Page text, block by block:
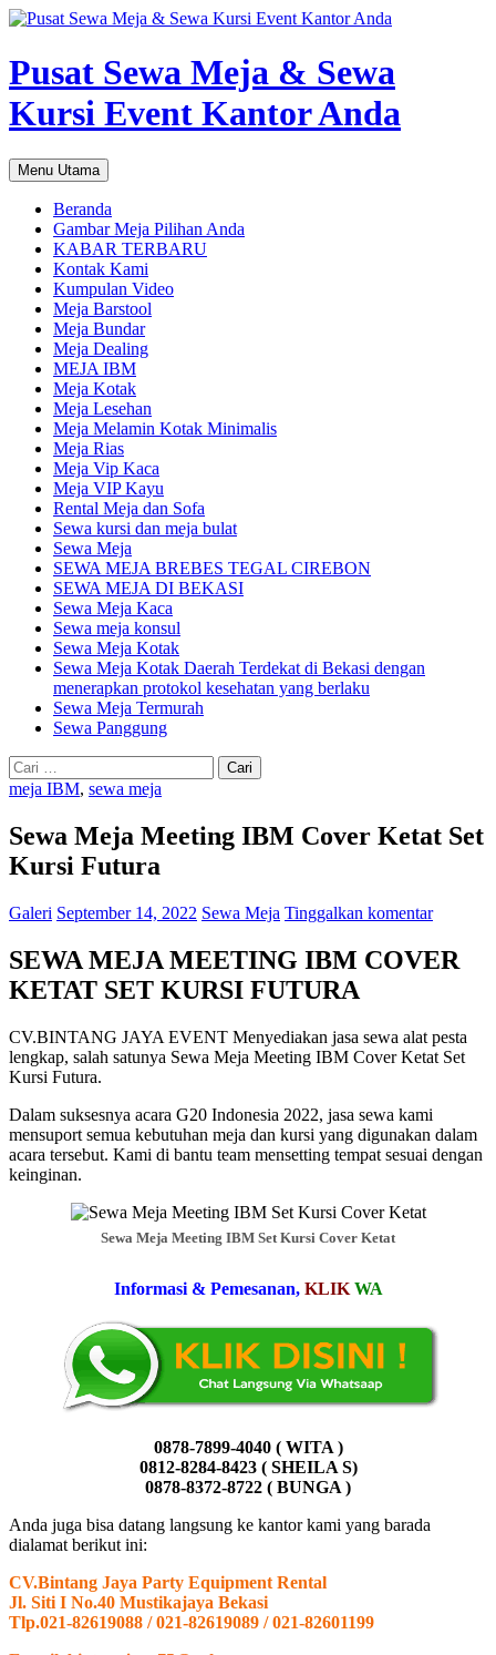
Pusat Sewa Meja & Sewa
Kursi Event Kantor Anda
Cari
Menu Utama Langsung
ke
isi
Beranda
Gambar Meja Pilihan Anda
KABAR TERBARU
Kontak Kami
Kumpulan Video
Meja Barstool
Meja Bundar
Meja Dealing
MEJA IBM
Meja Kotak
Meja Lesehan
Meja Melamin Kotak Minimalis
Meja Rias
Meja Vip Kaca
Meja VIP Kayu
Rental Meja dan Sofa
Sewa kursi dan meja bulat
Sewa Meja
SEWA MEJA BREBES TEGAL CIREBON
SEWA MEJA DI BEKASI
Sewa Meja Kaca
Sewa meja konsul
Sewa Meja Kotak
Sewa Meja Kotak Daerah Terdekat di Bekasi dengan
menerapkan protokol kesehatan yang berlaku
Sewa Meja Termurah
Sewa Panggung
Cari
untuk:
meja IBM, sewa meja
Sewa Meja Meeting IBM Cover Ketat Set
Kursi Futura
Galeri September 14, 2022 Sewa Meja Tinggalkan komentar
SEWA MEJA MEETING IBM COVER
KETAT SET KURSI FUTURA
CV.BINTANG JAYA EVENT Menyediakan jasa sewa alat pesta
lengkap, salah satunya Sewa Meja Meeting IBM Cover Ketat Set
Kursi Futura.
Dalam suksesnya acara G20 Indonesia 2022, jasa sewa kami
mensuport semua kebutuhan meja dan kursi yang digunakan dalam
acara tersebut. Kami di bantu team mensetting tempat sesuai dengan
keinginan.
Sewa Meja Meeting IBM Set Kursi Cover Ketat
Informasi & Pemesanan, KLIK WA
0878-7899-4040 ( WITA )
0812-8284-8423 ( SHEILA S)
0878-8372-8722 ( BUNGA )
Anda juga bisa datang langsung ke kantor kami yang barada
dialamat berikut ini:
CV.Bintang Jaya Party Equipment Rental
Jl. Siti I No.40 Mustikajaya Bekasi
Tlp.021-82619088 / 021-82619089 / 021-82601199